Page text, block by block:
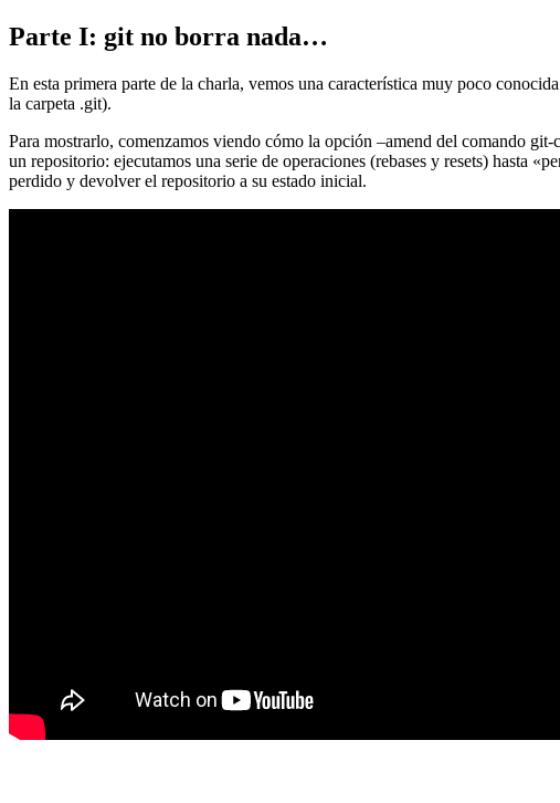
Parte I: git no borra nada…
En esta primera parte de la charla, vemos una característica muy poco
la carpeta .git).
Para mostrarlo, comenzamos viendo cómo la opción –amend del comando
un repositorio: ejecutamos una serie de operaciones (rebases y resets) hasta
perdido y devolver el repositorio a su estado inicial.